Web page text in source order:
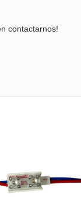
contactarnos!